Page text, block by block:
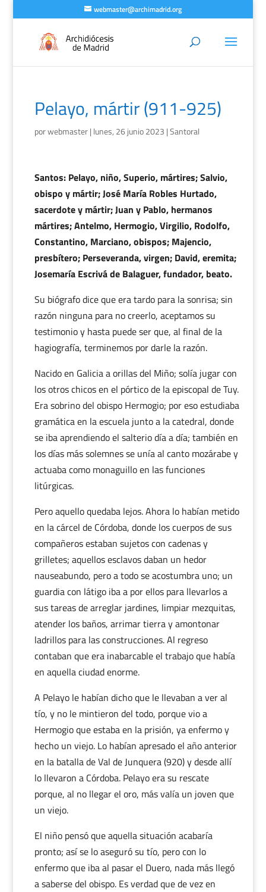
webmaster@archimadrid.org
Pelayo, mártir (911-925)
porwebmaster| lunes, 26 junio 2023 |Santoral
Santos: Pelayo, niño, Superio, mártires; Salvio,
obispo y mártir; José María Robles Hurtado,
sacerdote y mártir; Juan y Pablo, hermanos
mártires; Antelmo, Hermogio, Virgilio, Rodolfo,
Constantino, Marciano, obispos; Majencio,
presbítero; Perseveranda, virgen; David, eremita;
Josemaría Escrivá de Balaguer, fundador, beato.
Su biógrafo dice que era tardo para la sonrisa; sin
razón ninguna para no creerlo, aceptamos su
testimonio y hasta puede ser que, al final de la
hagiografía, terminemos por darle la razón.
Nacido en Galicia a orillas del Miño; solía jugar con
los otros chicos en el pórtico de la episcopal de Tuy.
Era sobrino del obispo Hermogio; por eso estudiaba
gramática en la escuela junto a la catedral, donde
se iba aprendiendo el salterio día a día; también en
los días más solemnes se unía al canto mozárabe y
actuaba como monaguillo en las funciones
litúrgicas.
Pero aquello quedaba lejos. Ahora lo habían metido
en la cárcel de Córdoba, donde los cuerpos de sus
compañeros estaban sujetos con cadenas y
grilletes; aquellos esclavos daban un hedor
nauseabundo, pero a todo se acostumbra uno; un
guardia con látigo iba a por ellos para llevarlos a
sus tareas de arreglar jardines, limpiar mezquitas,
atender los baños, arrimar tierra y amontonar
ladrillos para las construcciones. Al regreso
contaban que era inabarcable el trabajo que había
en aquella ciudad enorme.
A Pelayo le habían dicho que le llevaban a ver al
tío, y no le mintieron del todo, porque vio a
Hermogio que estaba en la prisión, ya enfermo y
hecho un viejo. Lo habían apresado el año anterior
en la batalla de Val de Junquera (920) y desde allí
lo llevaron a Córdoba. Pelayo era su rescate
porque, al no llegar el oro, más valía un joven que
un viejo.
El niño pensó que aquella situación acabaría
pronto; así se lo aseguró su tío, pero con lo
enfermo que iba al pasar el Duero, nada más llegó
a saberse del obispo. Es verdad que de vez en